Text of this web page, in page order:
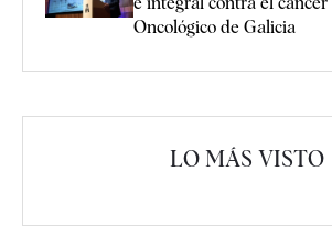
Oncológico de Galicia
LO MÁS VISTO